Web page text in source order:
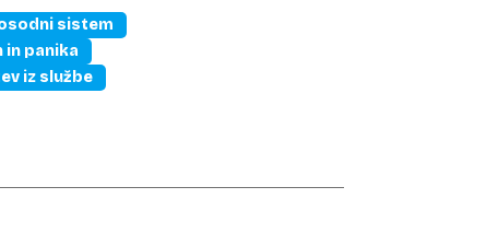
sistem
in panika
iz službe